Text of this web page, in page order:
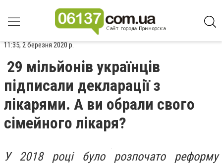
11:35, 2 березня 2020 р.
29 мільйонів українців
підписали декларації з
лікарями. А ви обрали свого
сімейного лікаря?
У 2018 році було розпочато реформу